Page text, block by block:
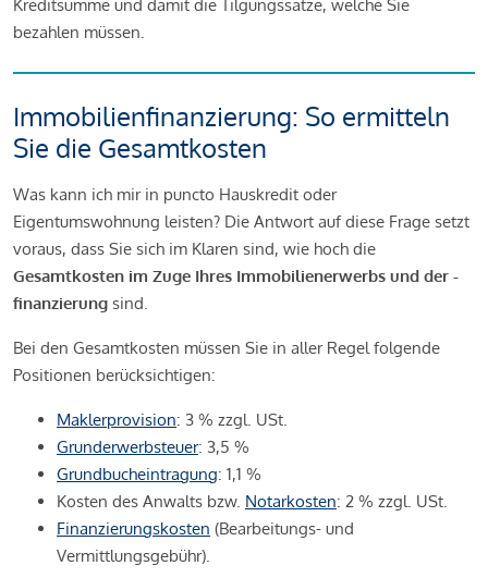
Kreditsumme und damit die Tilgungssätze, welche Sie
bezahlen müssen.
Immobilienfinanzierung: So ermitteln
Sie die Gesamtkosten
Was kann ich mir in puncto Hauskredit oder
Eigentumswohnung leisten? Die Antwort auf diese Frage setzt
voraus, dass Sie sich im Klaren sind, wie hoch die
Gesamtkosten im Zuge Ihres Immobilienerwerbs und der -
finanzierung sind.
Bei den Gesamtkosten müssen Sie in aller Regel folgende
Positionen berücksichtigen:
Maklerprovision: 3 % zzgl. USt.
Grunderwerbsteuer: 3,5 %
Grundbucheintragung: 1,1 %
Kosten des Anwalts bzw. Notarkosten: 2 % zzgl. USt.
Finanzierungskosten (Bearbeitungs- und
Vermittlungsgebühr).